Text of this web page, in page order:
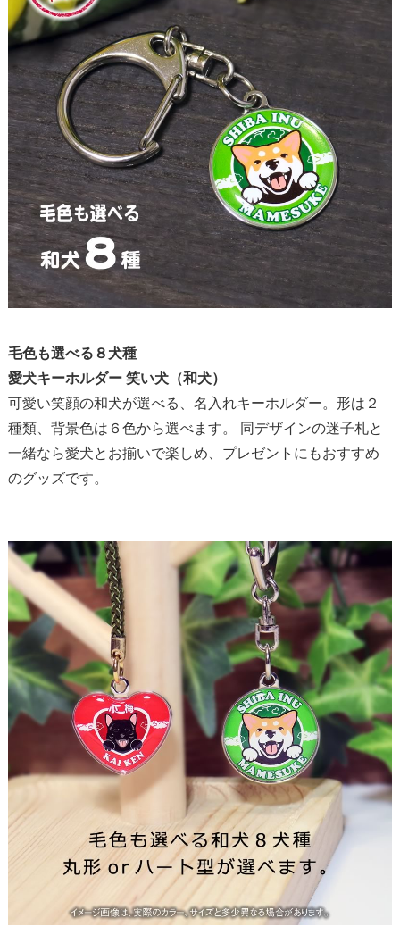
毛色も選べる８犬種
愛犬キーホルダー 笑い犬（和犬）
可愛い笑顔の和犬が選べる、名入れキーホルダー。形は２
種類、背景色は６色から選べます。
同デザインの迷子札と
一緒なら愛犬とお揃いで楽しめ、プレゼントにもおすすめ
のグッズです。